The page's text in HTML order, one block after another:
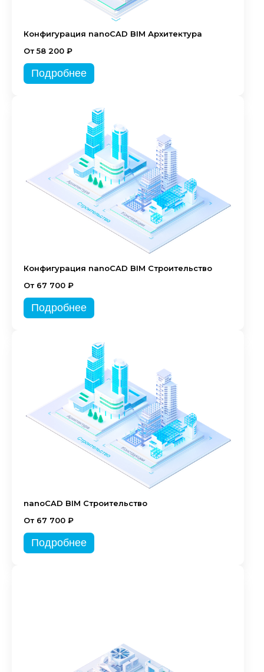
Конфигурация nanoCAD BIM Архитектура
От 58 200 ₽
Подробнее
Конфигурация nanoCAD BIM Строительство
От 67 700 ₽
Подробнее
nanoCAD BIM Строительство
От 67 700 ₽
Подробнее